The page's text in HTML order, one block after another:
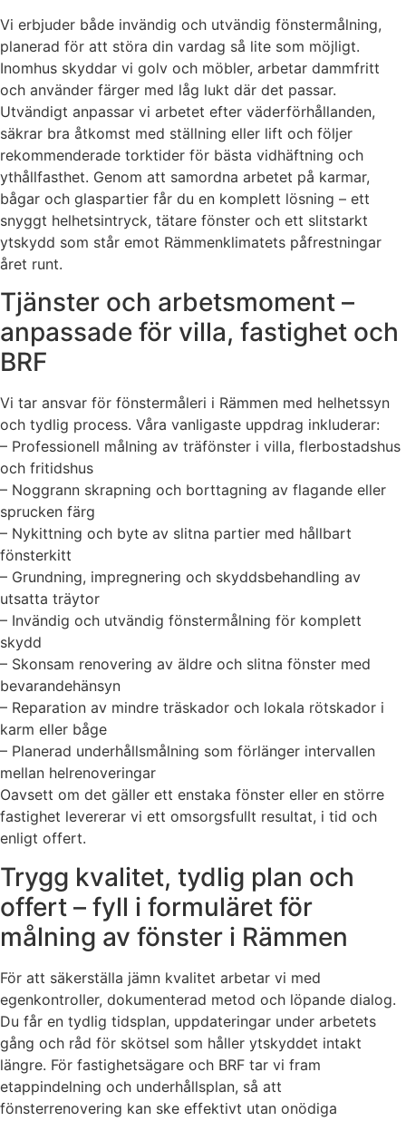
Vi erbjuder både invändig och utvändig fönstermålning,
planerad för att störa din vardag så lite som möjligt.
Inomhus skyddar vi golv och möbler, arbetar dammfritt
och använder färger med låg lukt där det passar.
Utvändigt anpassar vi arbetet efter väderförhållanden,
säkrar bra åtkomst med ställning eller lift och följer
rekommenderade torktider för bästa vidhäftning och
ythållfasthet. Genom att samordna arbetet på karmar,
bågar och glaspartier får du en komplett lösning – ett
snyggt helhetsintryck, tätare fönster och ett slitstarkt
ytskydd som står emot Rämmenklimatets påfrestningar
året runt.
Tjänster och arbetsmoment –
anpassade för villa, fastighet och
BRF
Vi tar ansvar för fönstermåleri i Rämmen med helhetssyn
och tydlig process. Våra vanligaste uppdrag inkluderar:
– Professionell målning av träfönster i villa, flerbostadshus
och fritidshus
– Noggrann skrapning och borttagning av flagande eller
sprucken färg
– Nykittning och byte av slitna partier med hållbart
fönsterkitt
– Grundning, impregnering och skyddsbehandling av
utsatta träytor
– Invändig och utvändig fönstermålning för komplett
skydd
– Skonsam renovering av äldre och slitna fönster med
bevarandehänsyn
– Reparation av mindre träskador och lokala rötskador i
karm eller båge
– Planerad underhållsmålning som förlänger intervallen
mellan helrenoveringar
Oavsett om det gäller ett enstaka fönster eller en större
fastighet levererar vi ett omsorgsfullt resultat, i tid och
enligt offert.
Trygg kvalitet, tydlig plan och
offert – fyll i formuläret för
målning av fönster i Rämmen
För att säkerställa jämn kvalitet arbetar vi med
egenkontroller, dokumenterad metod och löpande dialog.
Du får en tydlig tidsplan, uppdateringar under arbetets
gång och råd för skötsel som håller ytskyddet intakt
längre. För fastighetsägare och BRF tar vi fram
etappindelning och underhållsplan, så att
fönsterrenovering kan ske effektivt utan onödiga